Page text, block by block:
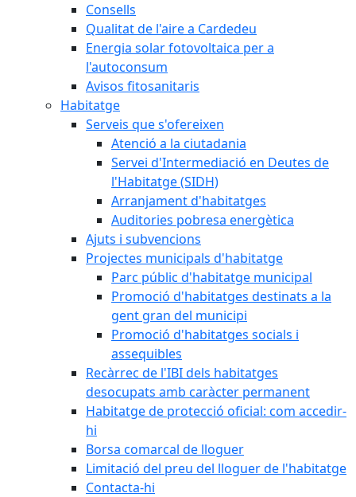
Consells
Qualitat de l'aire a Cardedeu
Energia solar fotovoltaica per a
l'autoconsum
Avisos fitosanitaris
Habitatge
Serveis que s'ofereixen
Atenció a la ciutadania
Servei d'Intermediació en Deutes de
l'Habitatge (SIDH)
Arranjament d'habitatges
Auditories pobresa energètica
Ajuts i subvencions
Projectes municipals d'habitatge
Parc públic d'habitatge municipal
Promoció d'habitatges destinats a la
gent gran del municipi
Promoció d'habitatges socials i
assequibles
Recàrrec de l'IBI dels habitatges
desocupats amb caràcter permanent
Habitatge de protecció oficial: com accedir-
hi
Borsa comarcal de lloguer
Limitació del preu del lloguer de l'habitatge
Contacta-hi